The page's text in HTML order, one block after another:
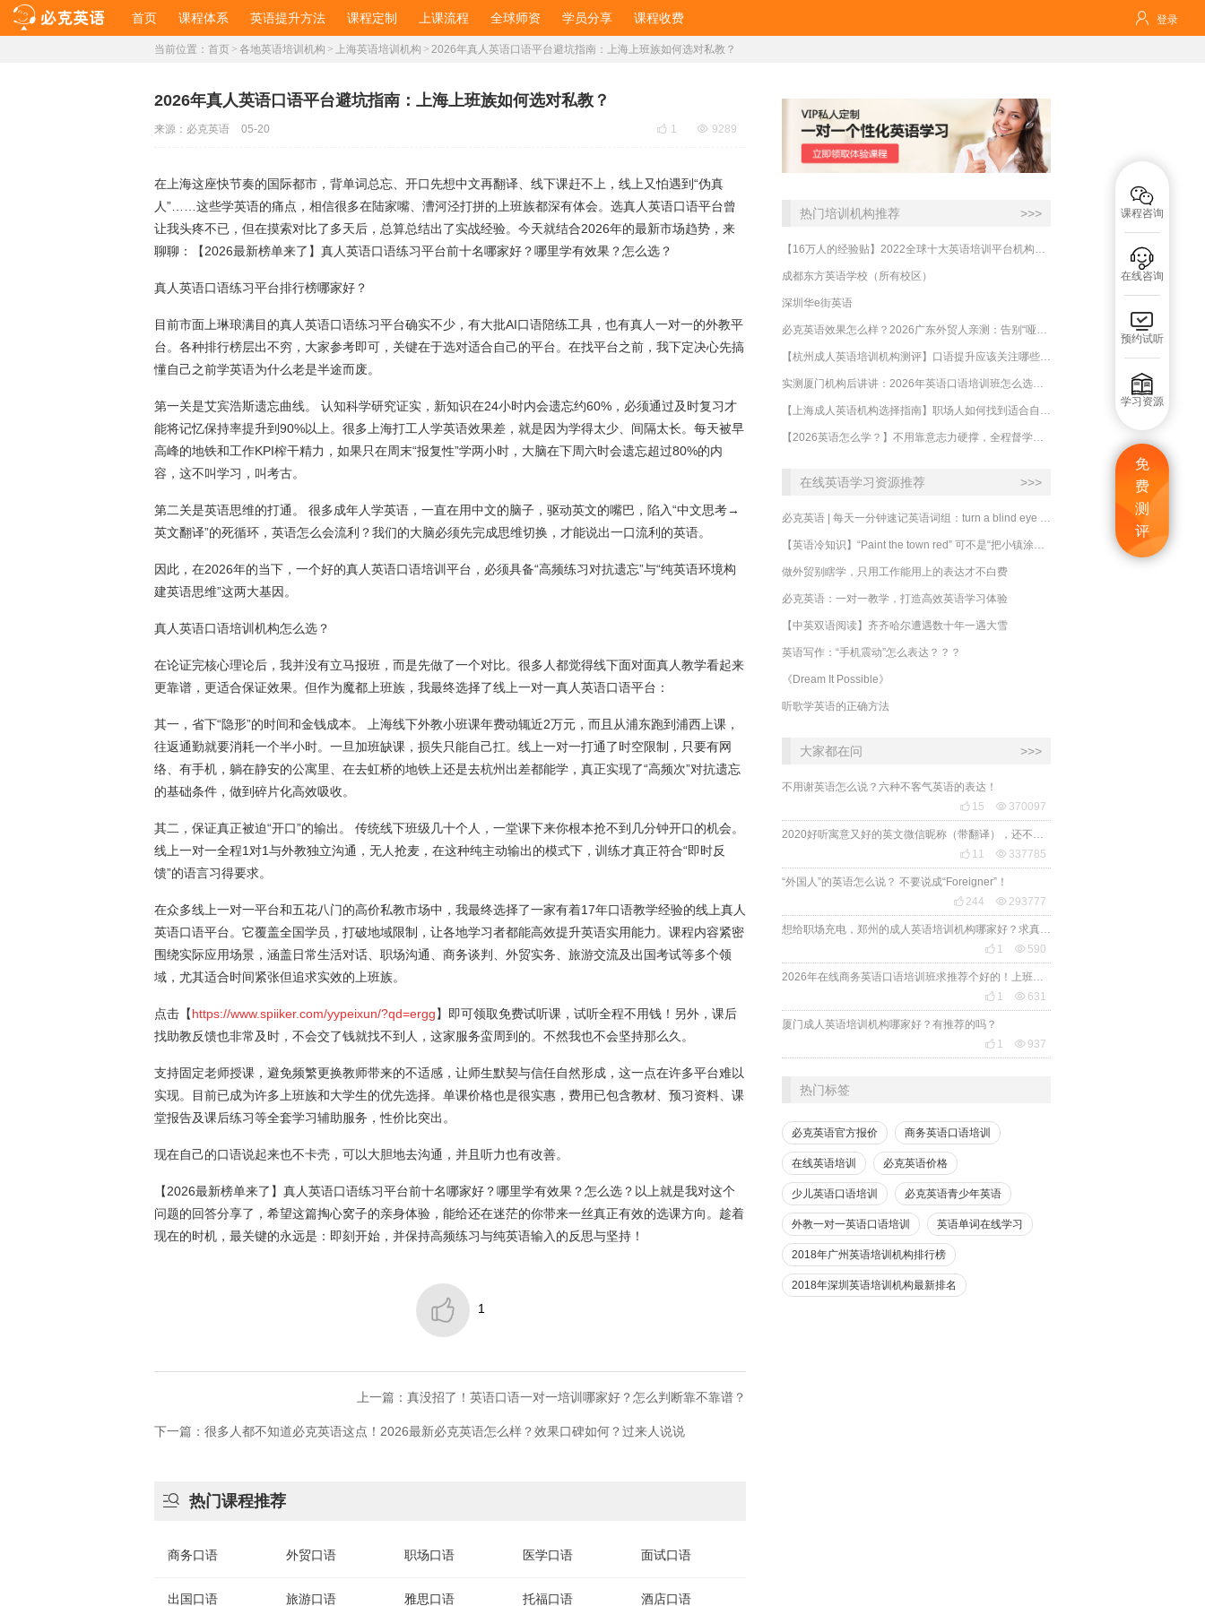
首页 课程体系 英语提升方法 课程定制 上课流程 全球师资 学员分享 课程收费  登录

课程咨询

在线咨询

预约试听

学习资源
免
费
测
评
当前位置： 首页 > 各地英语培训机构 > 上海英语培训机构 > 2026年真人英语口语平台避坑指南：上海上班族如何选对私教？
2026年真人英语口语平台避坑指南：上海上班族如何选对私教？
 1  9289
来源： 必克英语 05-20
在上海这座快节奏的国际都市，背单词总忘、开口先想中文再翻译、线下课赶不上，线上又怕遇到“伪真
人”……这些学英语的痛点，相信很多在陆家嘴、漕河泾打拼的上班族都深有体会。选真人英语口语平台曾
让我头疼不已，但在摸索对比了多天后，总算总结出了实战经验。今天就结合2026年的最新市场趋势，来
聊聊：【2026最新榜单来了】真人英语口语练习平台前十名哪家好？哪里学有效果？怎么选？
真人英语口语练习平台排行榜哪家好？
目前市面上琳琅满目的真人英语口语练习平台确实不少，有大批AI口语陪练工具，也有真人一对一的外教平
台。各种排行榜层出不穷，大家参考即可，关键在于选对适合自己的平台。在找平台之前，我下定决心先搞
懂自己之前学英语为什么老是半途而废。
第一关是艾宾浩斯遗忘曲线。 认知科学研究证实，新知识在24小时内会遗忘约60%，必须通过及时复习才
能将记忆保持率提升到90%以上。很多上海打工人学英语效果差，就是因为学得太少、间隔太长。每天被早
高峰的地铁和工作KPI榨干精力，如果只在周末“报复性”学两小时，大脑在下周六时会遗忘超过80%的内
容，这不叫学习，叫考古。
第二关是英语思维的打通。 很多成年人学英语，一直在用中文的脑子，驱动英文的嘴巴，陷入“中文思考→
英文翻译”的死循环，英语怎么会流利？我们的大脑必须先完成思维切换，才能说出一口流利的英语。
因此，在2026年的当下，一个好的真人英语口语培训平台，必须具备“高频练习对抗遗忘”与“纯英语环境构
建英语思维”这两大基因。
真人英语口语培训机构怎么选？
在论证完核心理论后，我并没有立马报班，而是先做了一个对比。很多人都觉得线下面对面真人教学看起来
更靠谱，更适合保证效果。但作为魔都上班族，我最终选择了线上一对一真人英语口语平台：
其一，省下“隐形”的时间和金钱成本。 上海线下外教小班课年费动辄近2万元，而且从浦东跑到浦西上课，
往返通勤就要消耗一个半小时。一旦加班缺课，损失只能自己扛。线上一对一打通了时空限制，只要有网
络、有手机，躺在静安的公寓里、在去虹桥的地铁上还是去杭州出差都能学，真正实现了“高频次”对抗遗忘
的基础条件，做到碎片化高效吸收。
其二，保证真正被迫“开口”的输出。 传统线下班级几十个人，一堂课下来你根本抢不到几分钟开口的机会。
线上一对一全程1对1与外教独立沟通，无人抢麦，在这种纯主动输出的模式下，训练才真正符合“即时反
馈”的语言习得要求。
在众多线上一对一平台和五花八门的高价私教市场中，我最终选择了一家有着17年口语教学经验的线上真人
英语口语平台。它覆盖全国学员，打破地域限制，让各地学习者都能高效提升英语实用能力。课程内容紧密
围绕实际应用场景，涵盖日常生活对话、职场沟通、商务谈判、外贸实务、旅游交流及出国考试等多个领
域，尤其适合时间紧张但追求实效的上班族。
点击【https://www.spiiker.com/yypeixun/?qd=ergg】即可领取免费试听课，试听全程不用钱！另外，课后
找助教反馈也非常及时，不会交了钱就找不到人，这家服务蛮周到的。不然我也不会坚持那么久。
支持固定老师授课，避免频繁更换教师带来的不适感，让师生默契与信任自然形成，这一点在许多平台难以
实现。目前已成为许多上班族和大学生的优先选择。单课价格也是很实惠，费用已包含教材、预习资料、课
堂报告及课后练习等全套学习辅助服务，性价比突出。
现在自己的口语说起来也不卡壳，可以大胆地去沟通，并且听力也有改善。
【2026最新榜单来了】真人英语口语练习平台前十名哪家好？哪里学有效果？怎么选？以上就是我对这个
问题的回答分享了，希望这篇掏心窝子的亲身体验，能给还在迷茫的你带来一丝真正有效的选课方向。趁着
现在的时机，最关键的永远是：即刻开始，并保持高频练习与纯英语输入的反思与坚持！
 1
上一篇：​真没招了！英语口语一对一培训哪家好？怎么判断靠不靠谱？
下一篇：很多人都不知道必克英语这点！2026最新必克英语怎么样？效果口碑如何？过来人说说
 热门课程推荐
商务口语 外贸口语 职场口语 医学口语 面试口语
出国口语 旅游口语 雅思口语 托福口语 酒店口语
热门培训机构推荐 >>>
成都东方英语学校（所有校区）
深圳华e街英语
在线英语学习资源推荐 >>>
做外贸别瞎学，只用工作能用上的表达才不白费
必克英语：一对一教学，打造高效英语学习体验
【中英双语阅读】齐齐哈尔遭遇数十年一遇大雪
英语写作：“手机震动”怎么表达？？？
《Dream It Possible》
听歌学英语的正确方法
大家都在问 >>>
不用谢英语怎么说？六种不客气英语的表达！
 15  370097
 11  337785
“外国人”的英语怎么说？ 不要说成“Foreigner”！
 244  293777
 1  590
 1  631
厦门成人英语培训机构哪家好？有推荐的吗？
 1  937
热门标签
必克英语官方报价 商务英语口语培训
在线英语培训 必克英语价格
少儿英语口语培训 必克英语青少年英语
外教一对一英语口语培训 英语单词在线学习
2018年广州英语培训机构排行榜
2018年深圳英语培训机构最新排名